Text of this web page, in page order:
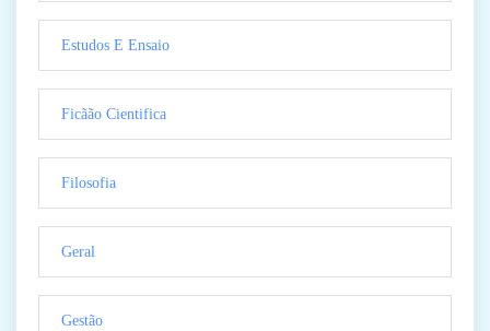
Estudos E Ensaio
Ficãão Cientifica
Filosofia
Geral
Gestão